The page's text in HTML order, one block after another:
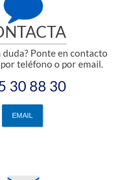
duda? Ponte en contacto
teléfono o por email.
30 88 30
EMAIL